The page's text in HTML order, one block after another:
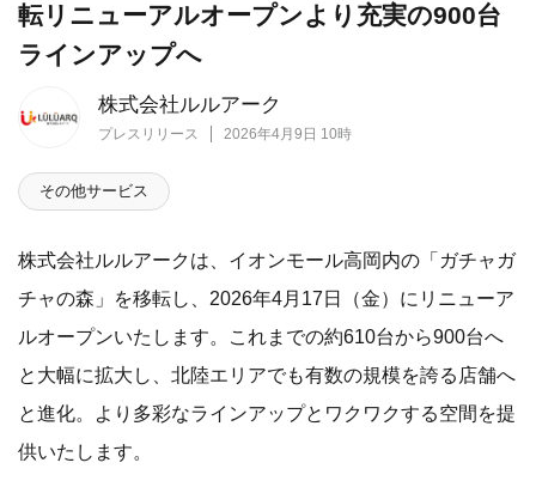
株式会社ルルアーク
プレスリリース 2026年4月9日 10時
転リニューアルオープンより充実の900台
ラインアップへ
その他サービス
株式会社ルルアークは、イオンモール高岡内の「ガチャガ
チャの森」を移転し、2026年4月17日（金）にリニューア
ルオープンいたします。これまでの約610台から900台へ
と大幅に拡大し、北陸エリアでも有数の規模を誇る店舗へ
と進化。より多彩なラインアップとワクワクする空間を提
供いたします。